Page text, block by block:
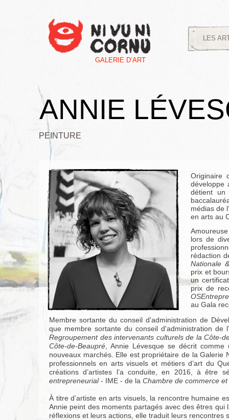
Originaire
développe
détient un
médias de
en arts au
lors de
rédaction
Nationale
prix et
un
prix de
au Gala
ANNIE
PEINTURE
Membre sortante du conseil d'administration de
que membre sortante du conseil d'administration de
Regroupement des intervenants culturels de la Côte-
Côte-de-Beaupré , Annie Lévesque se décrit
nouveaux marchés. Elle est propriétaire de la
professionnels en arts visuels et métiers d’art du
créations d’artistes l’a conduite, en 2016, à être
entrepreneurial- IME - de la Chambre de commerce
À titre d’artiste en arts visuels, la rencontre humaine
Annie peint des moments partagés avec des êtres
réflexions et leurs actions, elle traduit leurs rencontres
LES
GALERIE D’ART